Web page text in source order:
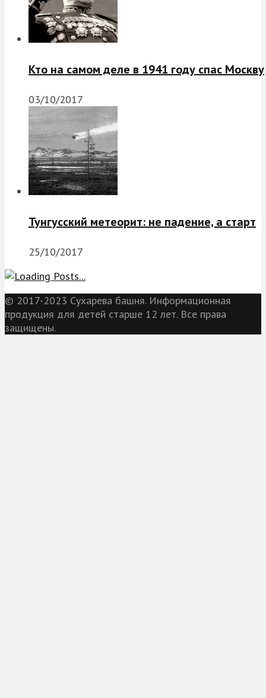
Кто на самом деле в 1941 году спас Москву
03/10/2017
Тунгусский метеорит: не падение, а старт
25/10/2017
© 2017-2023 Сухарева башня. Информационная
продукция для детей старше 12 лет. Все права
защищены.